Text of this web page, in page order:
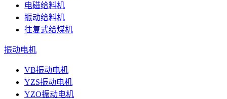
电磁给料机
振动给料机
往复式给煤机
振动电机
VB振动电机
YZS振动电机
YZO振动电机